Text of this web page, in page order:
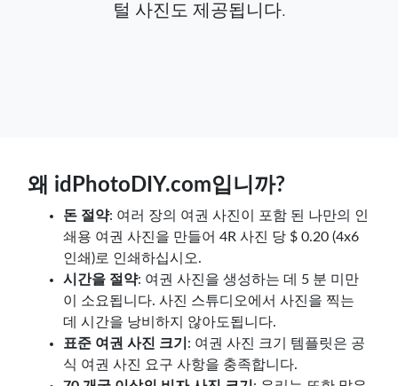
털 사진도 제공됩니다.
왜 idPhotoDIY.com입니까?
돈 절약: 여러 장의 여권 사진이 포함 된 나만의 인
쇄용 여권 사진을 만들어 4R 사진 당 $ 0.20 (4x6
인쇄)로 인쇄하십시오.
시간을 절약: 여권 사진을 생성하는 데 5 분 미만
이 소요됩니다. 사진 스튜디오에서 사진을 찍는
데 시간을 낭비하지 않아도됩니다.
표준 여권 사진 크기 : 여권 사진 크기 템플릿은 공
식 여권 사진 요구 사항을 충족합니다.